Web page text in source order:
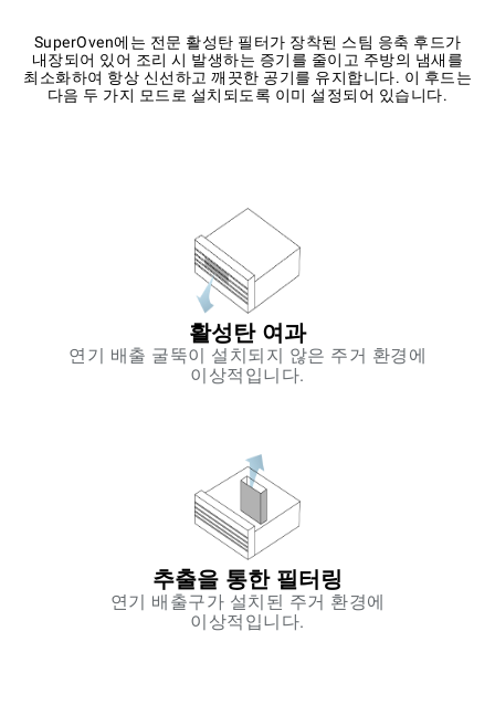
SuperOven에는 전문 활성탄 필터가 장착된 스팀 응축 후드가
내장되어 있어 조리 시 발생하는 증기를 줄이고 주방의 냄새를
최소화하여 항상 신선하고 깨끗한 공기를 유지합니다. 이 후드는
다음 두 가지 모드로 설치되도록 이미 설정되어 있습니다.
활성탄 여과
연기 배출 굴뚝이 설치되지 않은 주거 환경에
이상적입니다.
추출을 통한 필터링
연기 배출구가 설치된 주거 환경에
이상적입니다.